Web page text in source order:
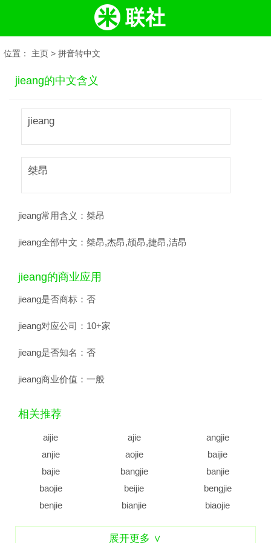
位置： 主页 > 拼音转中文
jieang的中文含义
jieang
桀昂
jieang常用含义： 桀昂
jieang全部中文： 桀昂,杰昂,颉昂,捷昂,洁昂
jieang的商业应用
jieang是否商标： 否
jieang对应公司： 10+家
jieang是否知名： 否
jieang商业价值： 一般
相关推荐
aijie ajie
angjie
anjie
aojie
baijie
bajie
bangjie
banjie
baojie
beijie
bengjie
benjie
bianjie
biaojie
bojie
展开更多 ∨